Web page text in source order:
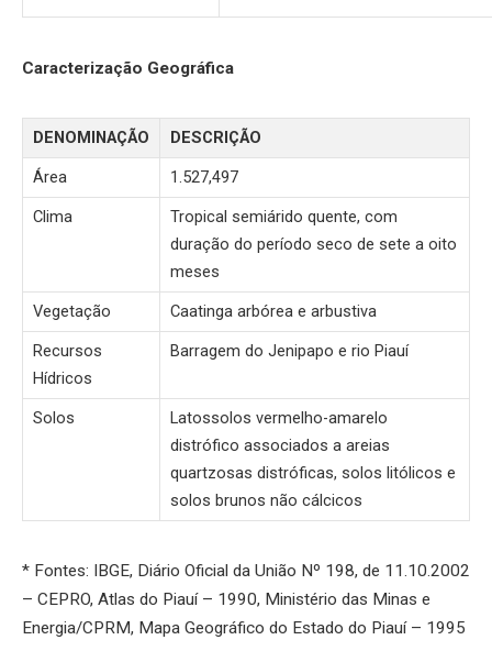
Caracterização Geográfica
DENOMINAÇÃO
DESCRIÇÃO
Área
1.527,497
Clima
Tropical semiárido quente, com
duração do período seco de sete a oito
meses
Vegetação
Caatinga arbórea e arbustiva
Recursos
Hídricos
Barragem do Jenipapo e rio Piauí
Solos
Latossolos vermelho-amarelo
distrófico associados a areias
quartzosas distróficas, solos litólicos e
solos brunos não cálcicos
* Fontes: IBGE, Diário Oficial da União Nº 198, de 11.10.2002
– CEPRO, Atlas do Piauí – 1990, Ministério das Minas e
Energia/CPRM, Mapa Geográfico do Estado do Piauí – 1995